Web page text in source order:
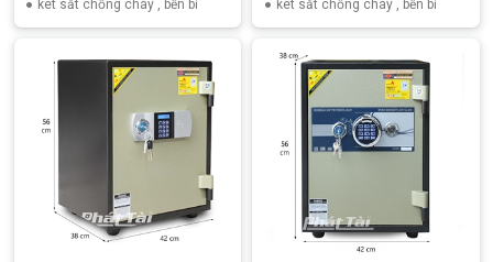
két sắt chống cháy , bền bỉ
két sắt chống cháy , bền bỉ